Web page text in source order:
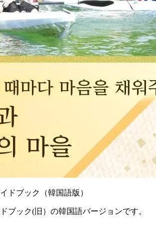
ドブック（韓国語版）
ブック(旧）の韓国語バージョンです。